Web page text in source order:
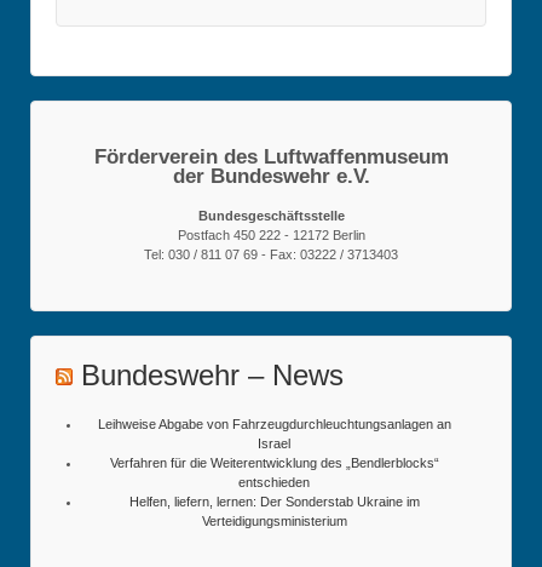
Förderverein des Luftwaffenmuseum
der Bundeswehr e.V.
Bundesgeschäftsstelle
Postfach 450 222 - 12172 Berlin
Tel: 030 / 811 07 69 - Fax: 03222 / 3713403
Bundeswehr – News
Leihweise Abgabe von Fahrzeugdurchleuchtungsanlagen an
Israel
Verfahren für die Weiterentwicklung des „Bendlerblocks“
entschieden
Helfen, liefern, lernen: Der Sonderstab Ukraine im
Verteidigungsministerium